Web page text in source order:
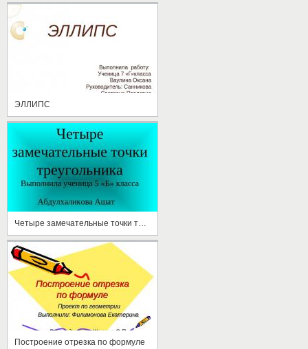
ЭЛЛИПС
Построение отрезка по формуле